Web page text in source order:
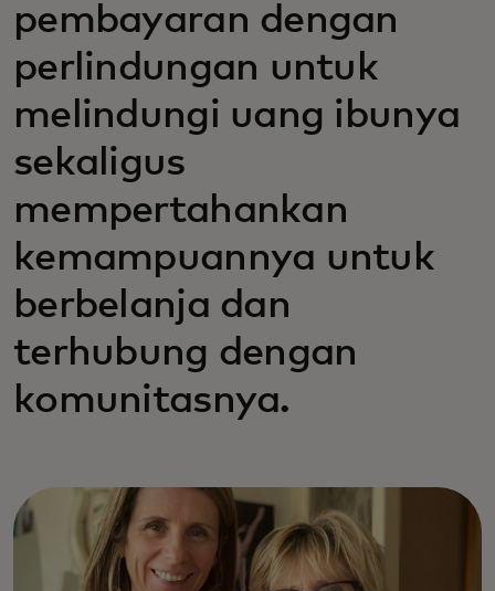
pembayaran dengan
perlindungan untuk
melindungi uang ibunya
sekaligus
mempertahankan
kemampuannya untuk
berbelanja dan
terhubung dengan
komunitasnya.